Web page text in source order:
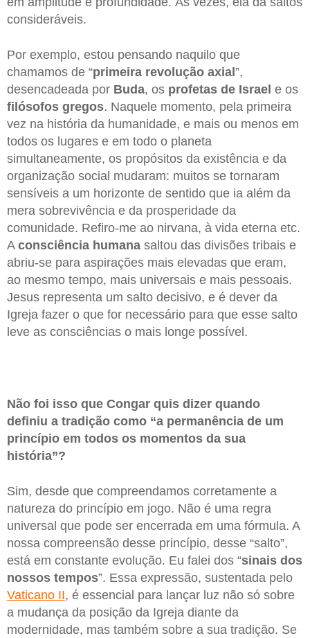
consideráveis.
Por exemplo, estou pensando naquilo que
chamamos de “primeira revolução axial ”,
desencadeada por Buda, os profetas de Israel e os
filósofos gregos. Naquele momento, pela primeira
vez na história da humanidade, e mais ou menos em
todos os lugares e em todo o planeta
simultaneamente, os propósitos da existência e da
organização social mudaram: muitos se tornaram
sensíveis a um horizonte de sentido que ia além da
mera sobrevivência e da prosperidade da
comunidade. Refiro-me ao nirvana, à vida eterna etc.
A consciência humana saltou das divisões tribais e
abriu-se para aspirações mais elevadas que eram,
ao mesmo tempo, mais universais e mais pessoais.
Jesus representa um salto decisivo, e é dever da
Igreja fazer o que for necessário para que esse salto
leve as consciências o mais longe possível.
Não foi isso que Congar quis dizer quando
definiu a tradição como “a permanência de um
princípio em todos os momentos da sua
história”?
Sim, desde que compreendamos corretamente a
natureza do princípio em jogo. Não é uma regra
universal que pode ser encerrada em uma fórmula. A
nossa compreensão desse princípio, desse “salto”,
está em constante evolução. Eu falei dos “sinais dos
nossos tempos”. Essa expressão, sustentada pelo
Vaticano II, é essencial para lançar luz não só sobre
a mudança da posição da Igreja diante da
modernidade, mas também sobre a sua tradição. Se